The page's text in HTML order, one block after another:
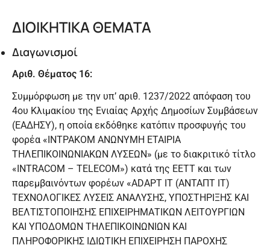
ΔΙΟΙΚΗΤΙΚΑ ΘΕΜΑΤΑ
Διαγωνισμοί
Αριθ. Θέματος 16:
Συμμόρφωση με την υπ’ αριθ. 1237/2022 απόφαση του
4ου Κλιμακίου της Ενιαίας Αρχής Δημοσίων Συμβάσεων
(ΕΑΔΗΣΥ), η οποία εκδόθηκε κατόπιν προσφυγής του
φορέα «ΙΝΤΡΑΚΟΜ ΑΝΩΝΥΜΗ ΕΤΑΙΡΙΑ
ΤΗΛΕΠΙΚΟΙΝΩΝΙΑΚΩΝ ΛΥΣΕΩΝ» (με το διακριτικό τίτλο
«INTRACOM – TELECOM») κατά της ΕΕΤΤ και των
παρεμβαινόντων φορέων «ADAPT ΙΤ (ΑΝΤΑΠΤ ΙΤ)
ΤΕΧΝΟΛΟΓΙΚΕΣ ΛΥΣΕΙΣ ΑΝΑΛΥΣΗΣ, ΥΠΟΣΤΗΡΙΞΗΣ ΚΑΙ
ΒΕΛΤΙΣΤΟΠΟΙΗΣΗΣ ΕΠΙΧΕΙΡΗΜΑΤΙΚΩΝ ΛΕΙΤΟΥΡΓΙΩΝ
ΚΑΙ ΥΠΟΔΟΜΩΝ ΤΗΛΕΠΙΚΟΙΝΩΝΙΩΝ ΚΑΙ
ΠΛΗΡΟΦΟΡΙΚΗΣ ΙΔΙΩΤΙΚΗ ΕΠΙΧΕΙΡΗΣΗ ΠΑΡΟΧΗΣ